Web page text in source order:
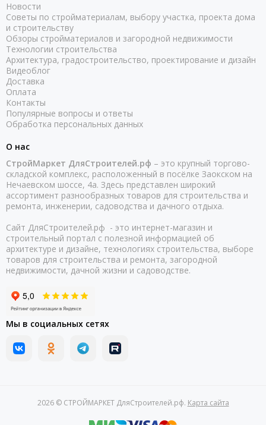
Новости
Советы по стройматериалам, выбору участка, проекта дома
и строительству
Обзоры стройматериалов и загородной недвижимости
Технологии строительства
Архитектура, градостроительство, проектирование и дизайн
Видеоблог
Доставка
Оплата
Контакты
Популярные вопросы и ответы
Обработка персональных данных
О нас
СтройМаркет ДляСтроителей.рф – это крупный торгово-
складской комплекс, расположенный в посёлке Заокском на
Нечаевском шоссе, 4а. Здесь представлен широкий
ассортимент разнообразных товаров для строительства и
ремонта, инженерии, садоводства и дачного отдыха.
Сайт ДляСтроителей.рф - это интернет-магазин и
строительный портал с полезной информацией об
архитектуре и дизайне, технологиях строительства, выборе
товаров для строительства и ремонта, загородной
недвижимости, дачной жизни и садоводстве.
Мы в социальных сетях
2026 © СТРОЙМАРКЕТ ДляСтроителей.рф. Карта сайта